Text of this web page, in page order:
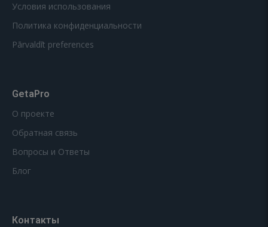
Условия использования
Политика конфиденциальности
Pārvaldīt preferences
GetaPro
О проекте
Обратная связь
Вопросы и Ответы
Блог
Контакты